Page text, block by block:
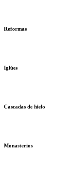
Reformas
Iglúes
Cascadas de hielo
Monasterios